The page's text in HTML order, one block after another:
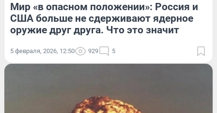
Мир «в опасном положении»: Россия и
США больше не сдерживают ядерное
оружие друг друга. Что это значит
5 февраля, 2026, 12:50 929 5